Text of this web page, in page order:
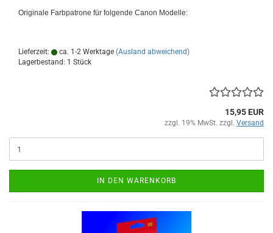
Originale Farbpatrone für folgende Canon Modelle:
Lieferzeit: ca. 1-2 Werktage (Ausland abweichend)
Lagerbestand: 1 Stück
15,95 EUR
zzgl. 19% MwSt. zzgl. Versand
IN DEN WARENKORB